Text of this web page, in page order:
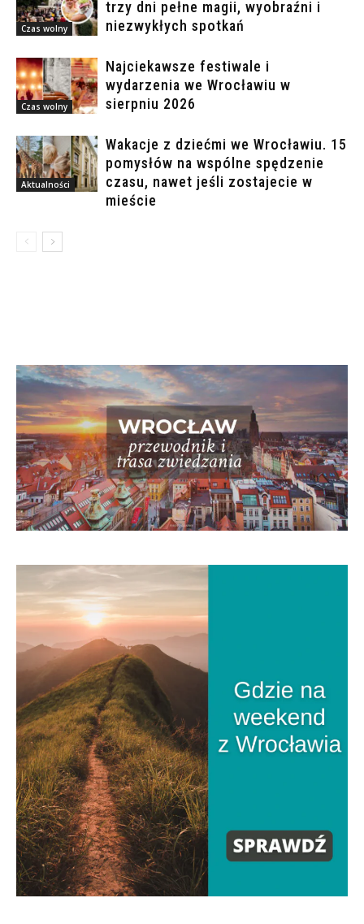
Czas wolny
trzy dni pełne magii, wyobraźni i
niezwykłych spotkań
Czas wolny
Najciekawsze festiwale i
wydarzenia we Wrocławiu w
sierpniu 2026
Aktualności
Wakacje z dziećmi we Wrocławiu. 15
pomysłów na wspólne spędzenie
czasu, nawet jeśli zostajecie w
mieście